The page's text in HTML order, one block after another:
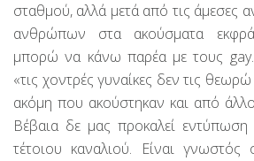
σταθμού, αλλά μετά από τις άμεσες
ανθρώπων στα ακούσματα
μπορώ να κάνω παρέα με τους
«τις χοντρές γυναίκες δεν τις
ακόμη που ακούστηκαν και από
Βέβαια δε μας προκαλεί
τέτοιου καναλιού. Είναι γνωστός